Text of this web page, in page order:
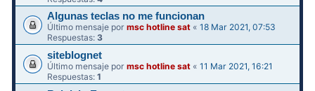
Algunas teclas no me funcionan
Último mensaje pormsc hotline sat «18 Mar 2021, 07:53
Respuestas: 3
siteblognet
Último mensaje pormsc hotline sat «11 Mar 2021, 16:21
Respuestas:1